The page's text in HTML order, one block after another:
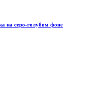
на серо-голубом фоне